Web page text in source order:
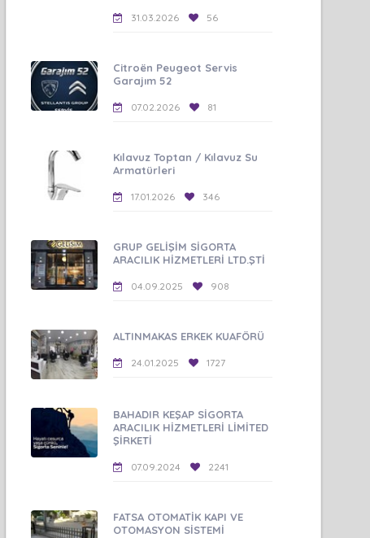
31.03.2026 56
Citroën Peugeot Servis
Garajım 52
07.02.2026 81
Kılavuz Toptan / Kılavuz Su
Armatürleri
17.01.2026 346
GRUP GELİŞİM SİGORTA
ARACILIK HİZMETLERİ LTD.ŞTİ
04.09.2025 908
ALTINMAKAS ERKEK KUAFÖRÜ
24.01.2025 1727
BAHADIR KEŞAP SİGORTA
ARACILIK HİZMETLERİ LİMİTED
ŞİRKETİ
07.09.2024 2241
FATSA OTOMATİK KAPI VE
OTOMASYON SİSTEMİ